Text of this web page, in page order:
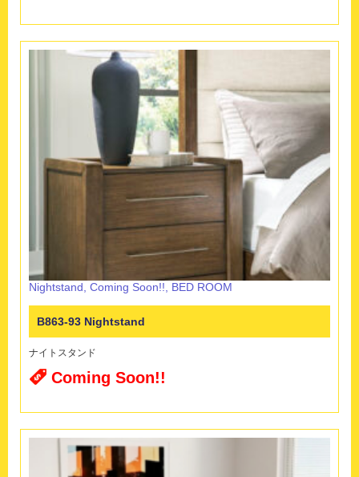
Nightstand, Coming Soon!!, BED ROOM
B863-93 Nightstand
ナイトスタンド
Coming Soon!!